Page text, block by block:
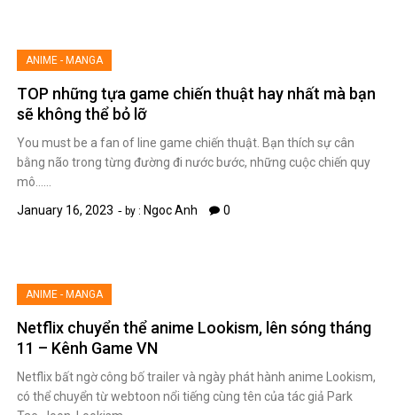
ANIME - MANGA
TOP những tựa game chiến thuật hay nhất mà bạn
sẽ không thể bỏ lỡ
You must be a fan of line game chiến thuật. Bạn thích sự cân
bằng não trong từng đường đi nước bước, những cuộc chiến quy
mô……
January 16, 2023
by : Ngoc Anh 0
ANIME - MANGA
Netflix chuyển thể anime Lookism, lên sóng tháng
11 – Kênh Game VN
Netflix bất ngờ công bố trailer và ngày phát hành anime Lookism,
có thể chuyển từ webtoon nổi tiếng cùng tên của tác giả Park